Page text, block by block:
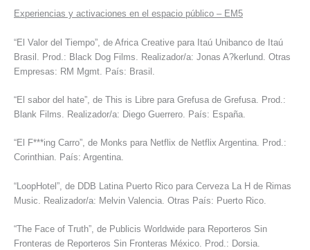
Experiencias y activaciones en el espacio público – EM5
“El Valor del Tiempo”, de Africa Creative para Itaú Unibanco de Itaú
Brasil. Prod.: Black Dog Films. Realizador/a: Jonas A?kerlund. Otras
Empresas: RM Mgmt. País: Brasil.
“El sabor del hate”, de This is Libre para Grefusa de Grefusa. Prod.:
Blank Films. Realizador/a: Diego Guerrero. País: España.
“El F***ing Carro”, de Monks para Netflix de Netflix Argentina. Prod.:
Corinthian. País: Argentina.
“LoopHotel”, de DDB Latina Puerto Rico para Cerveza La H de Rimas
Music. Realizador/a: Melvin Valencia. Otras País: Puerto Rico.
“The Face of Truth”, de Publicis Worldwide para Reporteros Sin
Fronteras de Reporteros Sin Fronteras México. Prod.: Dorsia.